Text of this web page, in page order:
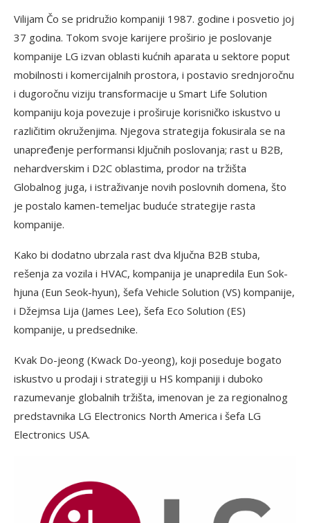
Vilijam Čo se pridružio kompaniji 1987. godine i posvetio joj
37 godina. Tokom svoje karijere proširio je poslovanje
kompanije LG izvan oblasti kućnih aparata u sektore poput
mobilnosti i komercijalnih prostora, i postavio srednjoročnu
i dugoročnu viziju transformacije u Smart Life Solution
kompaniju koja povezuje i proširuje korisničko iskustvo u
različitim okruženjima. Njegova strategija fokusirala se na
unapređenje performansi ključnih poslovanja; rast u B2B,
nehardverskim i D2C oblastima, prodor na tržišta
Globalnog juga, i istraživanje novih poslovnih domena, što
je postalo kamen-temeljac buduće strategije rasta
kompanije.
Kako bi dodatno ubrzala rast dva ključna B2B stuba,
rešenja za vozila i HVAC, kompanija je unapredila Eun Sok-
hjuna (Eun Seok-hyun), šefa Vehicle Solution (VS) kompanije,
i Džejmsa Lija (James Lee), šefa Eco Solution (ES)
kompanije, u predsednike.
Kvak Do-jeong (Kwack Do-yeong), koji poseduje bogato
iskustvo u prodaji i strategiji u HS kompaniji i duboko
razumevanje globalnih tržišta, imenovan je za regionalnog
predstavnika LG Electronics North America i šefa LG
Electronics USA.